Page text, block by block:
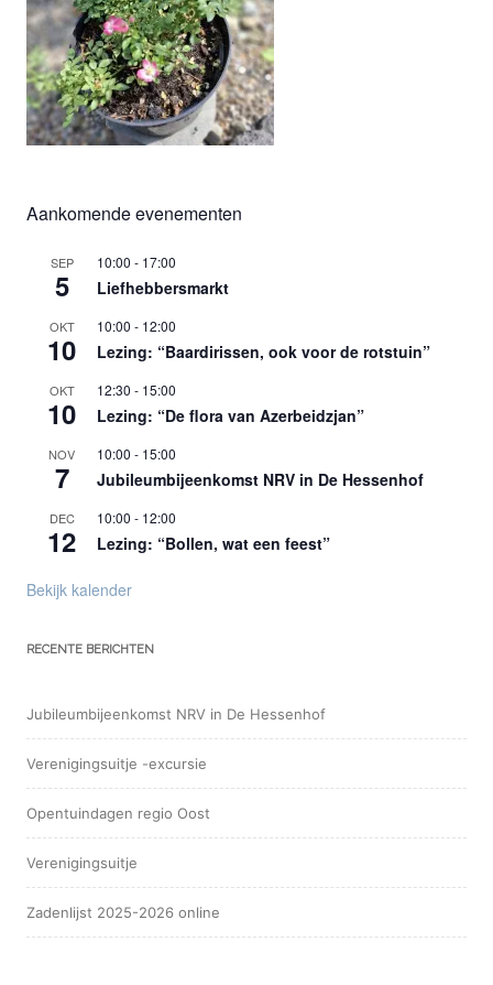
Aankomende evenementen
SEP
5
10:00 - 17:00
Liefhebbersmarkt
OKT
10
10:00 - 12:00
Lezing: “Baardirissen, ook voor de rotstuin”
OKT
10
12:30 - 15:00
Lezing: “De flora van Azerbeidzjan”
NOV
7
10:00 - 15:00
Jubileumbijeenkomst NRV in De Hessenhof
DEC
12
10:00 - 12:00
Lezing: “Bollen, wat een feest”
Bekijk kalender
RECENTE BERICHTEN
Jubileumbijeenkomst NRV in De Hessenhof
Verenigingsuitje -excursie
Opentuindagen regio Oost
Verenigingsuitje
Zadenlijst 2025-2026 online